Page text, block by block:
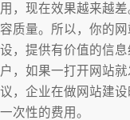
用，现在效果越来越
容质量。所以，你的
设，提供有价值的信
户，如果一打开网站
议，企业在做网站建
一次性的费用。